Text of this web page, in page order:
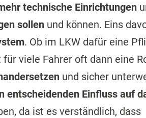
technische Einrichtungen
sollen und können. Eins
. Ob im LKW dafür eine
für viele Fahrer oft dann eine
und sicher
entscheidenden Einfluss auf
da ist es verständlich, dass